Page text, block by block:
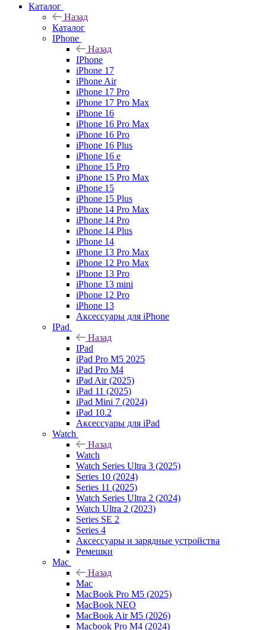
Каталог
Назад
Каталог
IPhone
Назад
IPhone
iPhone 17
iPhone Air
iPhone 17 Pro
iPhone 17 Pro Max
iPhone 16
iPhone 16 Pro Max
iPhone 16 Pro
iPhone 16 Plus
iPhone 16 e
iPhone 15 Pro
iPhone 15 Pro Max
iPhone 15
iPhone 15 Plus
iPhone 14 Pro Max
iPhone 14 Pro
iPhone 14 Plus
iPhone 14
iPhone 13 Pro Max
iPhone 12 Pro Max
iPhone 13 Pro
iPhone 13 mini
iPhone 12 Pro
iPhone 13
Аксессуары для iPhone
IPad
Назад
IPad
iPad Pro M5 2025
iPad Pro M4
iPad Air (2025)
iPad 11 (2025)
iPad Mini 7 (2024)
iPad 10.2
Аксессуары для iPad
Watch
Назад
Watch
Watch Series Ultra 3 (2025)
Series 10 (2024)
Series 11 (2025)
Watch Series Ultra 2 (2024)
Watch Ultra 2 (2023)
Series SE 2
Series 4
Аксессуары и зарядные устройства
Ремешки
Mac
Назад
Mac
MacBook Pro M5 (2025)
MacBook NEO
MacBook Air M5 (2026)
Macbook Pro M4 (2024)